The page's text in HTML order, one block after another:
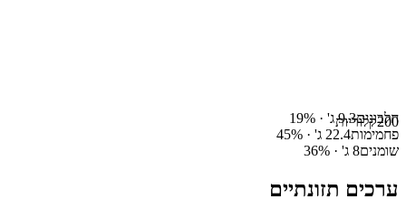
200קלוריותחלבונים9.3ג' · 19%
פחמימות22.4 ג' · 45%
שומנים8 ג' · 36%
ערכים תזונתיים